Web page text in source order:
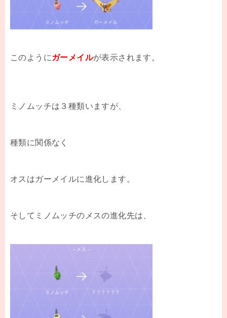
このように ガーメイルが表示されます。
ミノムッチは３種類いますが、
種類に関係なく
オスはガーメイルに進化します。
そしてミノムッチのメスの進化先は、